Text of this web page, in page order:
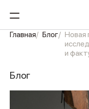
Главная Блог
Новая
и
Блог